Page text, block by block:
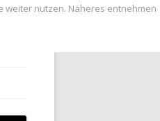
weiter nutzen. Näheres entnehmen